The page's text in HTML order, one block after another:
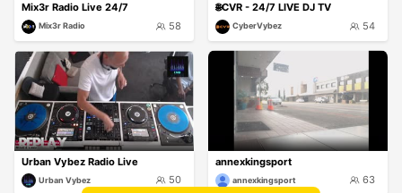
Mix3r Radio Live 24/7
Mix3r Radio 58
🌐CVR - 24/7 LIVE DJ TV
CyberVybez 54
Urban Vybez Radio Live
Urban Vybez 50
annexkingsport
annexkingsport 63